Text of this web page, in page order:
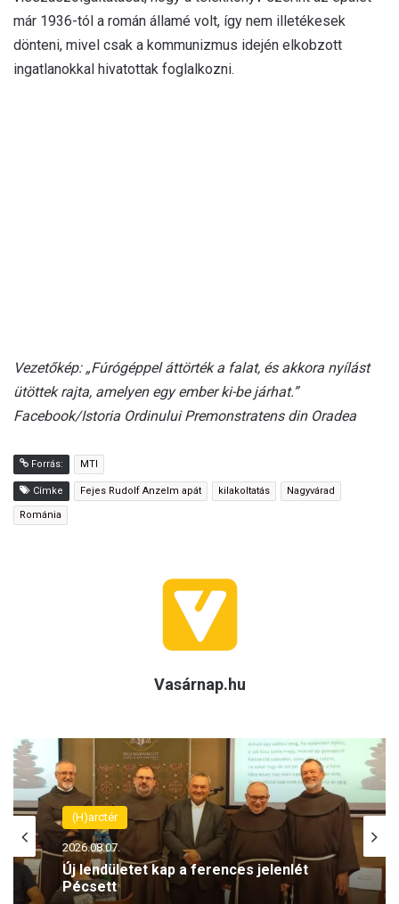
már 1936-tól a román államé volt, így nem illetékesek
dönteni, mivel csak a kommunizmus idején elkobzott
ingatlanokkal hivatottak foglalkozni.
Vezetőkép: „Fúrógéppel áttörték a falat, és akkora nyílást
ütöttek rajta, amelyen egy ember ki-be járhat.”
Facebook/Istoria Ordinului Premonstratens din Oradea
Forrás: MTI
Címke Fejes Rudolf Anzelm apát kilakoltatás Nagyvárad
Románia
Vasárnap.hu
(H)arctér
2026.08.07.
Új lendületet kap a ferences jelenlét
Pécsett